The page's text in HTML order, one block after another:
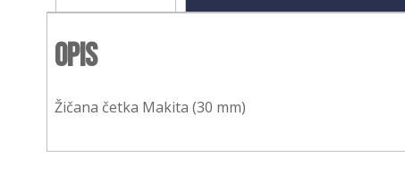
Opis
Žičana četka Makita (30 mm)